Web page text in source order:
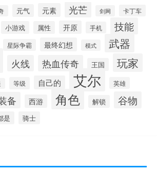
元气 元素 光芒 剑网 卡丁车
小游戏 属性 开原 手机 技能
星际争霸 最终幻想 模式 武器
火线 热血传奇 王国 玩家
等级 自己的 艾尔 英雄
备 西游 角色 解锁 谷物
是 骑士